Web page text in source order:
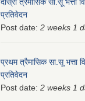
प्रतिवेदन
Post date: 2 weeks 1
प्रथम त्रैमासिक सा.सू भत्ता
प्रतिवेदन
Post date: 2 weeks 1